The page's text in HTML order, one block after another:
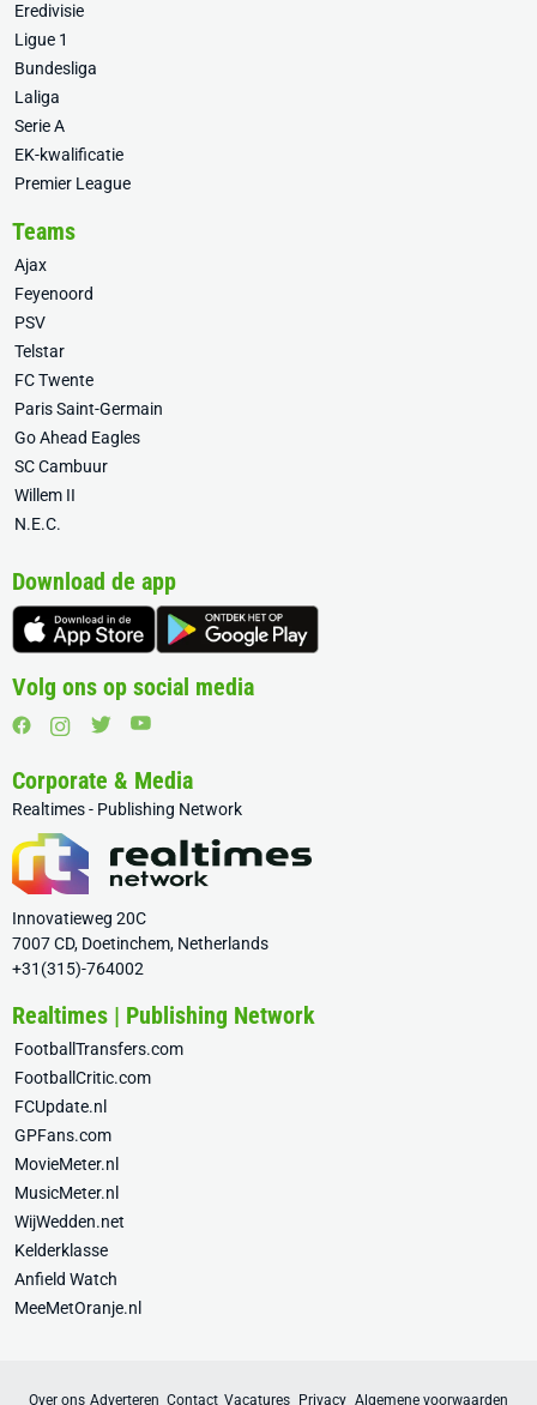
Eredivisie
Ligue 1
Bundesliga
Laliga
Serie A
EK-kwalificatie
Premier League
Teams
Ajax
Feyenoord
PSV
Telstar
FC Twente
Paris Saint-Germain
Go Ahead Eagles
SC Cambuur
Willem II
N.E.C.
Download de app
Volg ons op social media
Corporate & Media
Realtimes - Publishing Network
Innovatieweg 20C
7007 CD, Doetinchem, Netherlands
+31(315)-764002
Realtimes | Publishing Network
FootballTransfers.com
FootballCritic.com
FCUpdate.nl
GPFans.com
MovieMeter.nl
MusicMeter.nl
WijWedden.net
Kelderklasse
Anfield Watch
MeeMetOranje.nl
Over ons Adverteren Contact Vacatures Privacy Algemene voorwaarden